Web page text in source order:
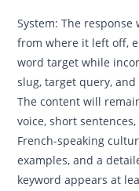
System: The
from where it left off,
word target while
slug, target query, and
The content will
voice, short
French-speaking
examples, and a
keyword appears at